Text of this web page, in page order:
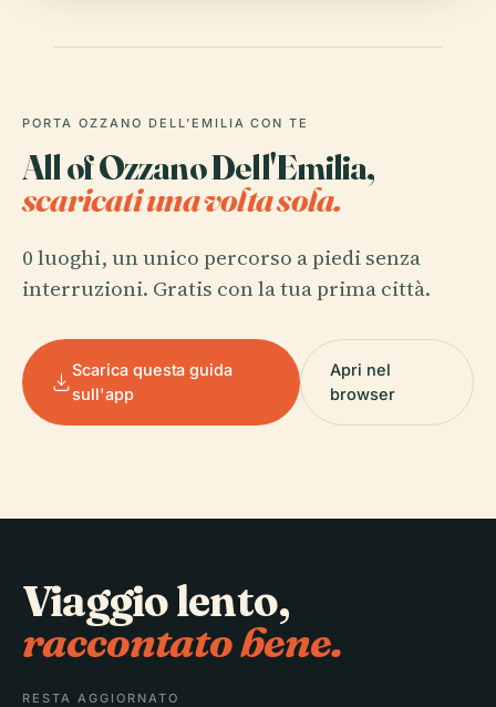
PORTA OZZANO DELL'EMILIA CON TE
All of Ozzano Dell'Emilia,
scaricati una volta sola.
0 luoghi, un unico percorso a piedi senza
interruzioni. Gratis con la tua prima città.
Scarica questa guida
sull'app
Apri nel
browser
Viaggio lento,
raccontato bene.
RESTA AGGIORNATO